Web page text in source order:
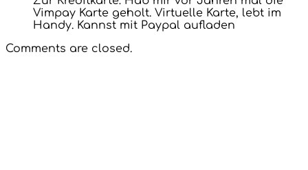
Vimpay Karte geholt. Virtuelle Karte, lebt im
Handy. Kannst mit Paypal aufladen
Comments are closed.